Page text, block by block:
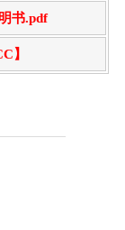
书.pdf
】